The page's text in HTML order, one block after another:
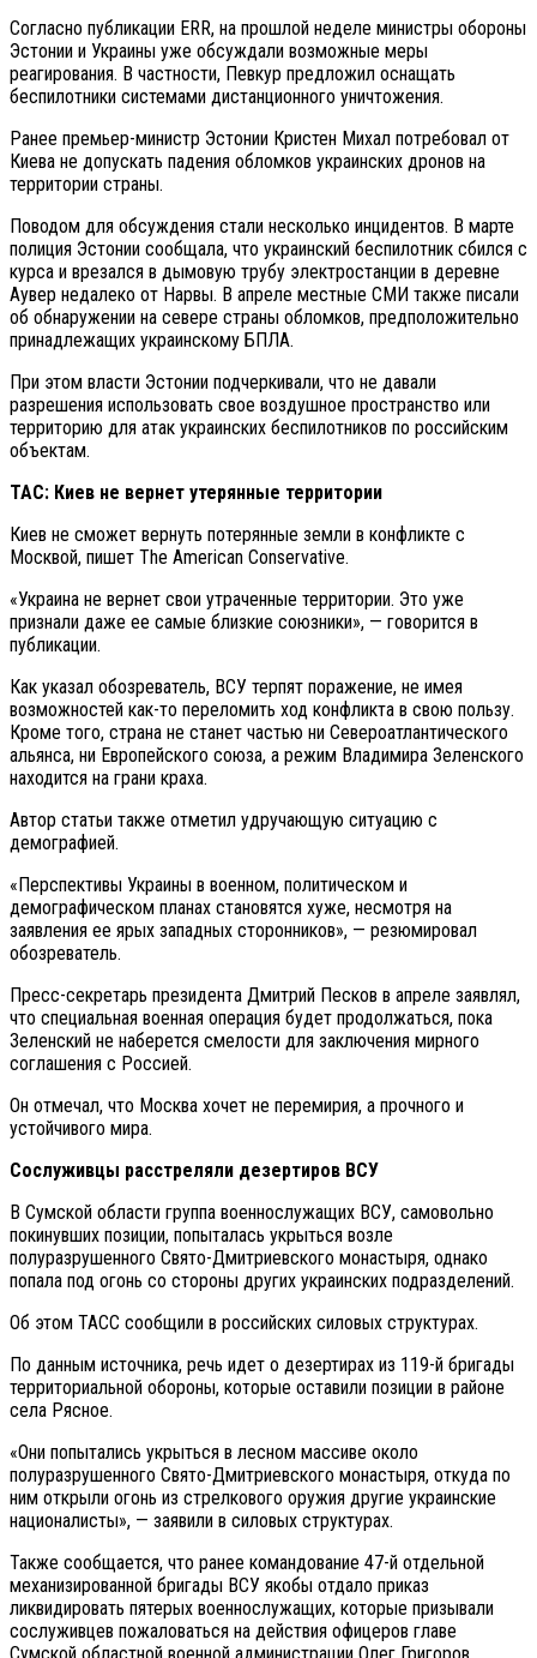
Согласно публикации ERR, на прошлой неделе министры обороны
Эстонии и Украины уже обсуждали возможные меры
реагирования. В частности, Певкур предложил оснащать
беспилотники системами дистанционного уничтожения.
Ранее премьер-министр Эстонии Кристен Михал потребовал от
Киева не допускать падения обломков украинских дронов на
территории страны.
Поводом для обсуждения стали несколько инцидентов. В марте
полиция Эстонии сообщала, что украинский беспилотник сбился с
курса и врезался в дымовую трубу электростанции в деревне
Аувер недалеко от Нарвы. В апреле местные СМИ также писали
об обнаружении на севере страны обломков, предположительно
принадлежащих украинскому БПЛА.
При этом власти Эстонии подчеркивали, что не давали
разрешения использовать свое воздушное пространство или
территорию для атак украинских беспилотников по российским
объектам.
TAC: Киев не вернет утерянные территории
Киев не сможет вернуть потерянные земли в конфликте с
Москвой, пишет The American Conservative.
«Украина не вернет свои утраченные территории. Это уже
признали даже ее самые близкие союзники», — говорится в
публикации.
Как указал обозреватель, ВСУ терпят поражение, не имея
возможностей как-то переломить ход конфликта в свою пользу.
Кроме того, страна не станет частью ни Североатлантического
альянса, ни Европейского союза, а режим Владимира Зеленского
находится на грани краха.
Автор статьи также отметил удручающую ситуацию с
демографией.
«Перспективы Украины в военном, политическом и
демографическом планах становятся хуже, несмотря на
заявления ее ярых западных сторонников», — резюмировал
обозреватель.
Пресс-секретарь президента Дмитрий Песков в апреле заявлял,
что специальная военная операция будет продолжаться, пока
Зеленский не наберется смелости для заключения мирного
соглашения с Россией.
Он отмечал, что Москва хочет не перемирия, а прочного и
устойчивого мира.
Сослуживцы расстреляли дезертиров ВСУ
В Сумской области группа военнослужащих ВСУ, самовольно
покинувших позиции, попыталась укрыться возле
полуразрушенного Свято-Дмитриевского монастыря, однако
попала под огонь со стороны других украинских подразделений.
Об этом ТАСС сообщили в российских силовых структурах.
По данным источника, речь идет о дезертирах из 119-й бригады
территориальной обороны, которые оставили позиции в районе
села Рясное.
«Они попытались укрыться в лесном массиве около
полуразрушенного Свято-Дмитриевского монастыря, откуда по
ним открыли огонь из стрелкового оружия другие украинские
националисты», — заявили в силовых структурах.
Также сообщается, что ранее командование 47-й отдельной
механизированной бригады ВСУ якобы отдало приказ
ликвидировать пятерых военнослужащих, которые призывали
сослуживцев пожаловаться на действия офицеров главе